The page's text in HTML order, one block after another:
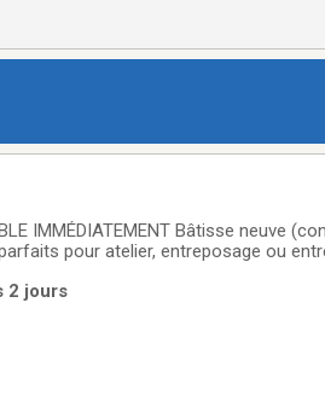
neuve (construction 2025) offrant
pour atelier, entreposage ou entreprise
2 jours